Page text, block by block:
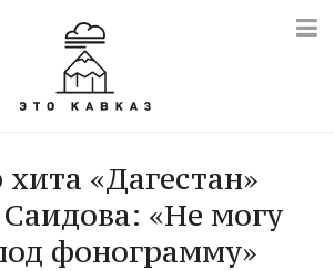
«Дагестан»
«Не могу
фонограмму»